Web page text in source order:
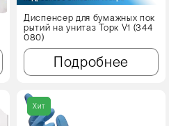
Диспенсер для бумажных пок
рытий на унитаз Торк V1 (344
080)
Подробнее
Хит